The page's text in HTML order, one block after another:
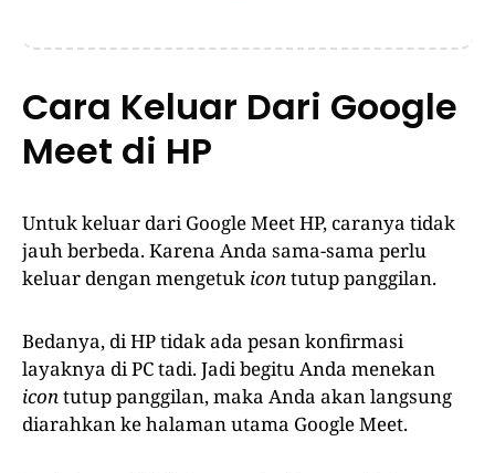
Cara Keluar Dari Google
Meet di HP
Untuk keluar dari Google Meet HP, caranya tidak
jauh berbeda. Karena Anda sama-sama perlu
keluar dengan mengetuk icontutup panggilan.
Bedanya, di HP tidak ada pesan konfirmasi
layaknya di PC tadi. Jadi begitu Anda menekan
icontutup panggilan, maka Anda akan langsung
diarahkan ke halaman utama Google Meet.